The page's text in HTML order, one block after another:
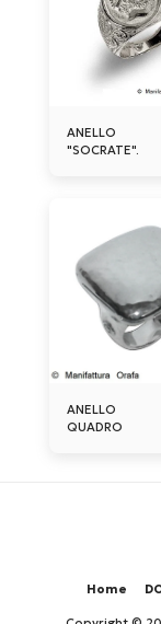
ANELLO
"SOCRATE".
ANELLO
QUADRO
Home